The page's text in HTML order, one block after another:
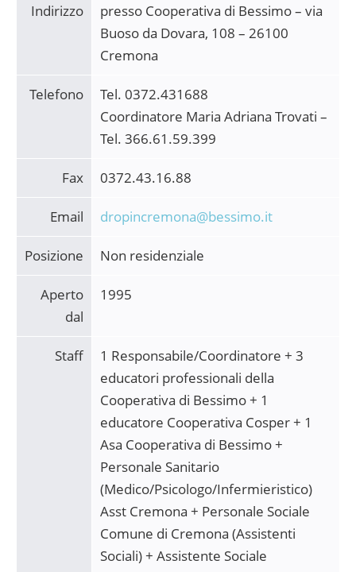
Indirizzo
presso Cooperativa di Bessimo – via
Buoso da Dovara, 108 – 26100
Cremona
Telefono
Tel. 0372.431688
Coordinatore Maria Adriana Trovati –
Tel. 366.61.59.399
Fax 0372.43.16.88
Email dropincremona@bessimo.it
Posizione Non residenziale
Aperto
dal
1995
Staff
1 Responsabile/Coordinatore + 3
educatori professionali della
Cooperativa di Bessimo + 1
educatore Cooperativa Cosper + 1
Asa Cooperativa di Bessimo +
Personale Sanitario
(Medico/Psicologo/Infermieristico)
Asst Cremona + Personale Sociale
Comune di Cremona (Assistenti
Sociali) + Assistente Sociale